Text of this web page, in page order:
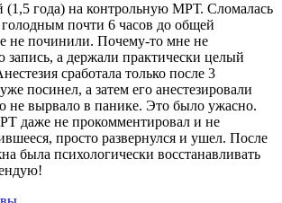
(1,5 года) на контрольную МРТ. Сломалась
почти 6 часов до общей
не починили. Почему-то мне не
а держали практически целый
сработала только после 3
посинел, а затем его анестезировали
не вырвало в панике. Это было ужасно.
даже не прокомментировал и не
просто развернулся и ушел. После
была психологически восстанавливать